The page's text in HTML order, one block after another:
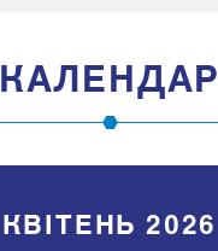
КАЛЕНДАР
КВІТЕНЬ 2026